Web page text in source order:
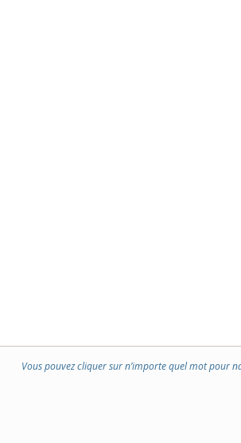
Vous pouvez cliquer sur n’importe quel mot pour